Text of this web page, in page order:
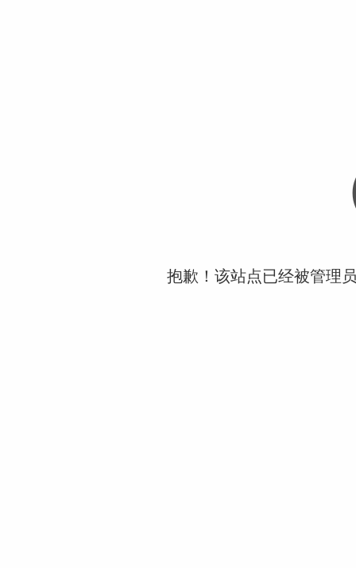
抱歉！该站点已经被管理